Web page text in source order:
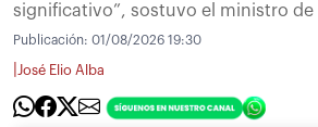
significativo”, sostuvo el ministro de
Publicación: 01/08/2026 19:30
José Elio Alba